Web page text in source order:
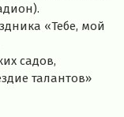
«Тебе, мой
садов,
талантов»